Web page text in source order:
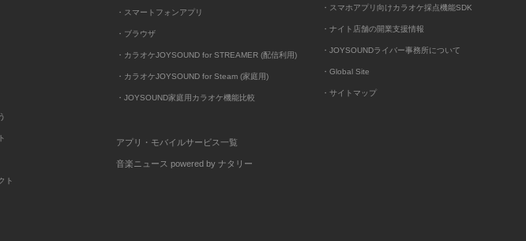
ト
・スマートフォンアプリ
・ブラウザ
・カラオケJOYSOUND for STREAMER (配信利用)
・カラオケJOYSOUND for Steam (家庭用)
・JOYSOUND家庭用カラオケ機能比較
アプリ・モバイルサービス一覧
音楽ニュース powered by ナタリー
・スマホアプリ向けカラオケ採点機能SDK
・ナイト店舗の開業支援情報
・JOYSOUNDライバー事務所について
・Global Site
・サイトマップ